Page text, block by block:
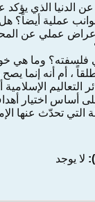
الدنيا الذي يؤكد
عملية أيضاً؟
فلسفته؟ وما هي
، أم أنه إنما
الإسلامية
أساس اختيار
التي تحدّث عنها
لا يوجد